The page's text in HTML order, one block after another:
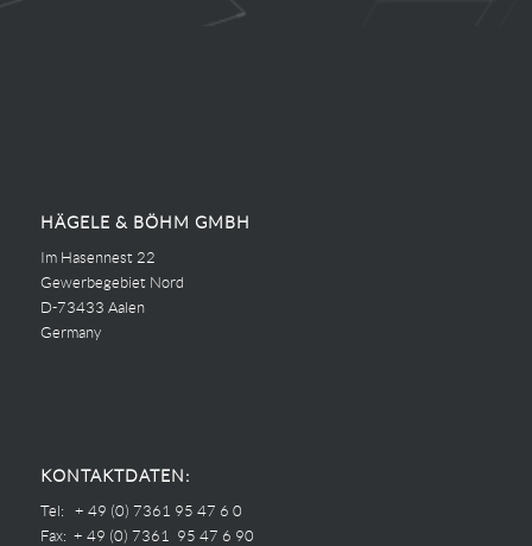
HÄGELE & BÖHM GMBH
Im Hasennest 22
Gewerbegebiet Nord
D-73433 Aalen
Germany
KONTAKTDATEN:
Tel: + 49 (0) 7361 95 47 6 0
Fax: + 49 (0) 7361 95 47 6 90